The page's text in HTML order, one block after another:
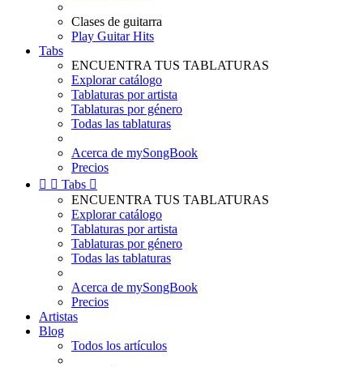
Clases de guitarra
Play Guitar Hits
Tabs
ENCUENTRA TUS TABLATURAS
Explorar catálogo
Tablaturas por artista
Tablaturas por género
Todas las tablaturas
Acerca de mySongBook
Precios
  Tabs 
ENCUENTRA TUS TABLATURAS
Explorar catálogo
Tablaturas por artista
Tablaturas por género
Todas las tablaturas
Acerca de mySongBook
Precios
Artistas
Blog
Todos los artículos